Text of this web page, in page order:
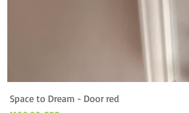
Space to Dream - Door red